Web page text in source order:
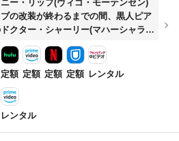
ー・リップ(ヴィゴ・モーテンセン)
の改装が終わるまでの間、黒人ピア
クター・シャーリー(マハーシャラ・
転手として働くことになる。シャーリ
別が根強く残る南部への演奏ツアー
ていて、二人は黒人用旅行ガイド「グ
衝突を繰り返すが、少しずつ打ち解
定額 定額 定額 定額 レンタル
レンタル